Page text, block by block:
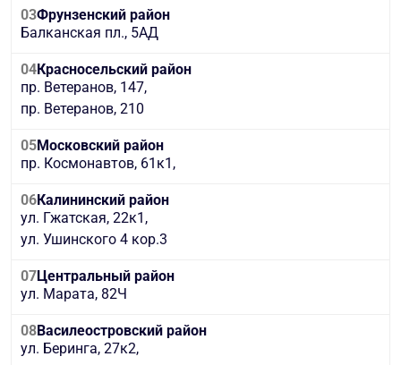
03Фрунзенский район
Балканская пл., 5АД
04Красносельский район
пр. Ветеранов, 147,
пр. Ветеранов, 210
05Московский район
пр. Космонавтов, 61к1,
06Калининский район
ул. Гжатская, 22к1,
ул. Ушинского 4 кор.3
07Центральный район
ул. Марата, 82Ч
08Василеостровский район
ул. Беринга, 27к2,